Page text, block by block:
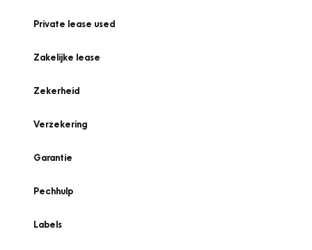
Private lease used
Zakelijke lease
Zekerheid
Verzekering
Garantie
Pechhulp
Labels